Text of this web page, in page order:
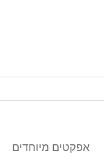
אפקטים מיוחדים